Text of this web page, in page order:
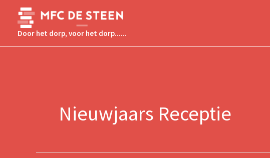
Door het dorp, voor het dorp......
Nieuwjaars Receptie